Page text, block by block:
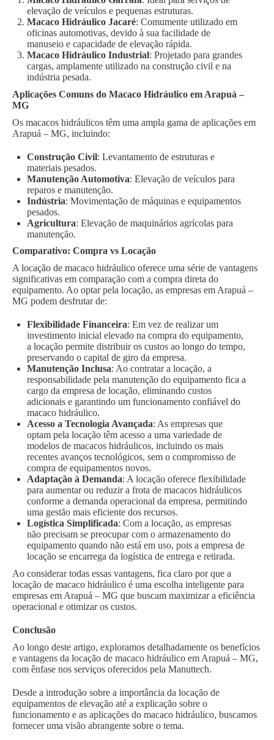
elevação de veículos e pequenas estruturas.
Macaco Hidráulico Jacaré: Comumente utilizado em
oficinas automotivas, devido à sua facilidade de
manuseio e capacidade de elevação rápida.
Macaco Hidráulico Industrial: Projetado para grandes
cargas, amplamente utilizado na construção civil e na
indústria pesada.
Aplicações Comuns do Macaco Hidráulico em Arapuá –
MG
Os macacos hidráulicos têm uma ampla gama de aplicações em
Arapuá – MG, incluindo:
Construção Civil: Levantamento de estruturas e
materiais pesados.
Manutenção Automotiva: Elevação de veículos para
reparos e manutenção.
Indústria: Movimentação de máquinas e equipamentos
pesados.
Agricultura: Elevação de maquinários agrícolas para
manutenção.
Comparativo: Compra vs Locação
A locação de macaco hidráulico oferece uma série de vantagens
significativas em comparação com a compra direta do
equipamento. Ao optar pela locação, as empresas em Arapuá –
MG podem desfrutar de:
Flexibilidade Financeira: Em vez de realizar um
investimento inicial elevado na compra do equipamento,
a locação permite distribuir os custos ao longo do tempo,
preservando o capital de giro da empresa.
Manutenção Inclusa: Ao contratar a locação, a
responsabilidade pela manutenção do equipamento fica a
cargo da empresa de locação, eliminando custos
adicionais e garantindo um funcionamento confiável do
macaco hidráulico.
Acesso a Tecnologia Avançada: As empresas que
optam pela locação têm acesso a uma variedade de
modelos de macacos hidráulicos, incluindo os mais
recentes avanços tecnológicos, sem o compromisso de
compra de equipamentos novos.
Adaptação à Demanda: A locação oferece flexibilidade
para aumentar ou reduzir a frota de macacos hidráulicos
conforme a demanda operacional da empresa, permitindo
uma gestão mais eficiente dos recursos.
Logística Simplificada: Com a locação, as empresas
não precisam se preocupar com o armazenamento do
equipamento quando não está em uso, pois a empresa de
locação se encarrega da logística de entrega e retirada.
Ao considerar todas essas vantagens, fica claro por que a
locação de macaco hidráulico é uma escolha inteligente para
empresas em Arapuá – MG que buscam maximizar a eficiência
operacional e otimizar os custos.
Conclusão
Ao longo deste artigo, exploramos detalhadamente os benefícios
e vantagens da locação de macaco hidráulico em Arapuá – MG,
com ênfase nos serviços oferecidos pela Manuttech.
Desde a introdução sobre a importância da locação de
equipamentos de elevação até a explicação sobre o
funcionamento e as aplicações do macaco hidráulico, buscamos
fornecer uma visão abrangente sobre o tema.